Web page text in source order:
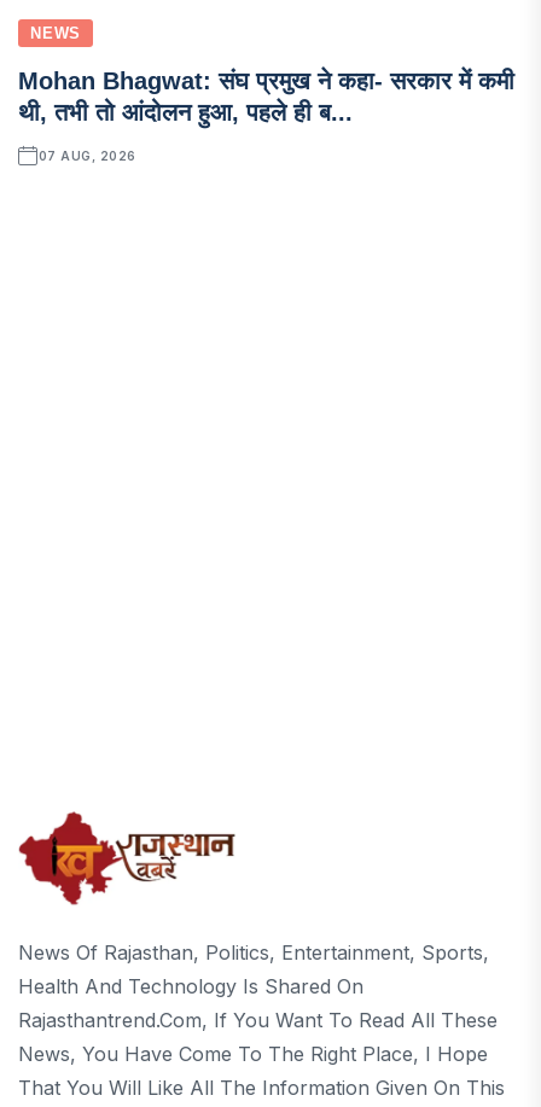
NEWS
Mohan Bhagwat: संघ प्रमुख ने कहा- सरकार में कमी
थी, तभी तो आंदोलन हुआ, पहले ही ब...
07 AUG, 2026
News Of Rajasthan, Politics, Entertainment, Sports,
Health And Technology Is Shared On
Rajasthantrend.com, If You Want To Read All These
News, You Have Come To The Right Place, I Hope
That You Will Like All The Information Given On This